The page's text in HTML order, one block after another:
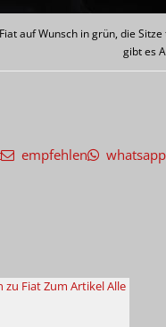
auf Wunsch in grün, die
gibt es
empfehlen whatsapp
zu FiatZum ArtikelAlle